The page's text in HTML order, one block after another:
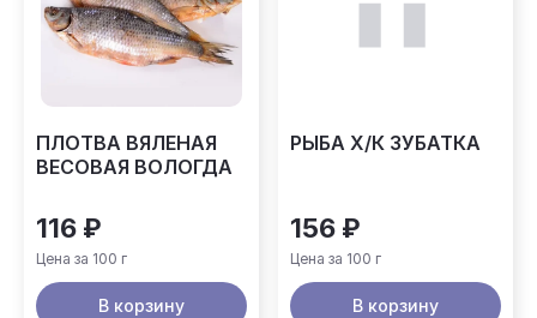
ПЛОТВА ВЯЛЕНАЯ
ВЕСОВАЯ ВОЛОГДА
116 ₽
Цена за 100 г
В корзину
РЫБА Х/К ЗУБАТКА
156 ₽
Цена за 100 г
В корзину